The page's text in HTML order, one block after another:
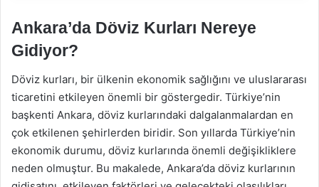
Ankara’da Döviz Kurları Nereye
Gidiyor?
Döviz kurları, bir ülkenin ekonomik sağlığını ve uluslararası
ticaretini etkileyen önemli bir göstergedir. Türkiye’nin
başkenti Ankara, döviz kurlarındaki dalgalanmalardan en
çok etkilenen şehirlerden biridir. Son yıllarda Türkiye’nin
ekonomik durumu, döviz kurlarında önemli değişikliklere
neden olmuştur. Bu makalede, Ankara’da döviz kurlarının